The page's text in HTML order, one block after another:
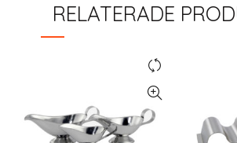
RELATERADE